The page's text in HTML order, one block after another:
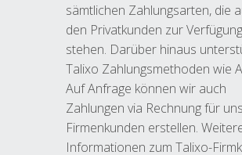
sämtlichen Zahlungsarten, die
den Privatkunden zur Verfügung
stehen. Darüber hinaus
Talixo Zahlungsmethoden wie
Auf Anfrage können wir auch
Zahlungen via Rechnung für
Firmenkunden erstellen.
Informationen zum Talixo-